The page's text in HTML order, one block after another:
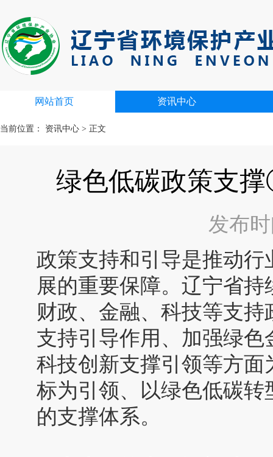
网站首页 资讯中心
当前位置： 资讯中心 > 正文
绿色低碳政策支
发布
政策支持和引导是推动
展的重要保障。辽宁省
财政、金融、科技等支
支持引导作用、加强绿
科技创新支撑引领等方面
标为引领、以绿色低碳
的支撑体系。